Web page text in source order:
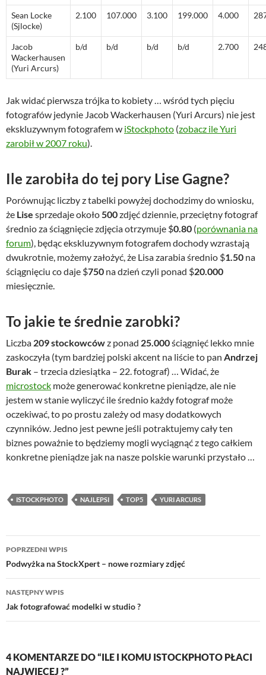
Sean Locke
(Sjlocke)
2.100 107.000 3.100 199.000 4.000
Jacob
Wackerhausen
(Yuri Arcurs)
b/d b/d b/d b/d 2.700
Jak widać pierwsza trójka to kobiety … wśród tych pięciu
fotografów jedynie Jacob Wackerhausen (Yuri Arcurs) nie jest
ekskluzywnym fotografem w iStockphoto (zobacz ile Yuri
zarobił w 2007 roku).
Ile zarobiła do tej pory Lise Gagne?
Porównując liczby z tabelki powyżej dochodzimy do wniosku,
że Lise sprzedaje około500zdjęć dziennie, przeciętny fotograf
średnio za ściągnięcie zdjęcia otrzymuje $0.80 (porównania na
forum), będąc ekskluzywnym fotografem dochody wzrastają
dwukrotnie, możemy założyć, że Lisa zarabia średnio $1.50 na
ściągnięciu co daje $750 na dzień czyli ponad $20.000
miesięcznie.
To jakie te średnie zarobki?
Liczba 209 stockowcówz ponad 25.000ściągnięć lekko mnie
zaskoczyła (tym bardziej polski akcent na liście to pan Andrzej
Burak – trzecia dziesiątka – 22. fotograf) … Widać, że
microstock może generować konkretne pieniądze, ale nie
jestem w stanie wyliczyć ile średnio każdy fotograf może
oczekiwać, to po prostu zależy od masy dodatkowych
czynników. Jedno jest pewne jeśli potraktujemy cały ten
biznes poważnie to będziemy mogli wyciągnąć z tego całkiem
konkretne pieniądze jak na nasze polskie warunki przystało …
ISTOCKPHOTO NAJLEPSI TOP5 YURI ARCURS
Nawigacja
wpisu
POPRZEDNI WPIS
Podwyżka na StockXpert – nowe rozmiary zdjęć
NASTĘPNY WPIS
Jak fotografować modelki w studio ?
4 KOMENTARZE DO “ILE I KOMU ISTOCKPHOTO PŁACI
NAJWIĘCEJ ?”